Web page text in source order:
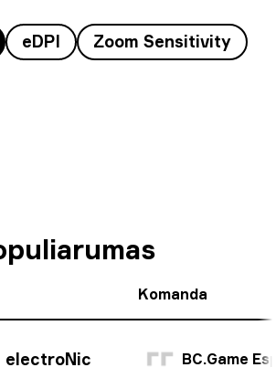
eDPI Zoom Sensitivity
Komanda
electroNic BC.Game